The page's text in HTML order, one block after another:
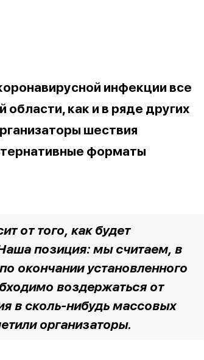
инфекции все
как и в ряде других
шествия
форматы
от того, как будет
позиция: мы считаем, в
окончании установленного
воздержаться от
в сколь-нибудь массовых
организаторы.